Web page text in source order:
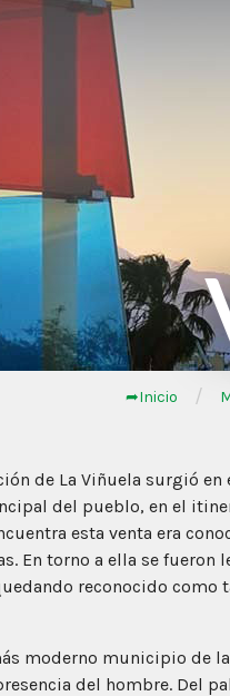
➦Inicio /
de La Viñuela surgió en
del pueblo, en el
esta venta era
En torno a ella se fueron
reconocido como
moderno municipio de
del hombre. Del